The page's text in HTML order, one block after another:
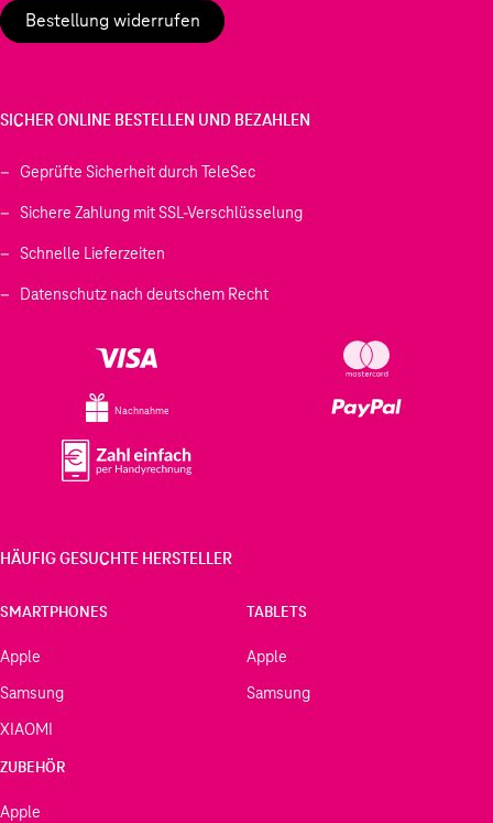
Bestellung widerrufen
SICHER ONLINE BESTELLEN UND BEZAHLEN
Geprüfte Sicherheit durch TeleSec
Sichere Zahlung mit SSL-Verschlüsselung
Schnelle Lieferzeiten
Datenschutz nach deutschem Recht
Nachnahme
HÄUFIG GESUCHTE HERSTELLER
SMARTPHONES
Apple
Samsung
XIAOMI
TABLETS
Apple
Samsung
ZUBEHÖR
Apple